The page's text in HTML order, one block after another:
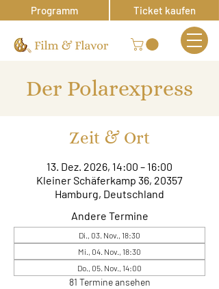
Programm Ticket kaufen
Der Polarexpress
Zeit & Ort
13. Dez. 2026, 14:00 – 16:00
Kleiner Schäferkamp 36, 20357
Hamburg, Deutschland
Andere Termine
Di., 03. Nov., 18:30
Mi., 04. Nov., 18:30
Do., 05. Nov., 14:00
81 Termine ansehen